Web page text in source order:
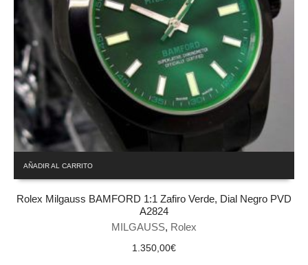
AÑADIR AL CARRITO
Rolex Milgauss BAMFORD 1:1 Zafiro Verde, Dial Negro PVD
A2824
MILGAUSS, Rolex
1.350,00€